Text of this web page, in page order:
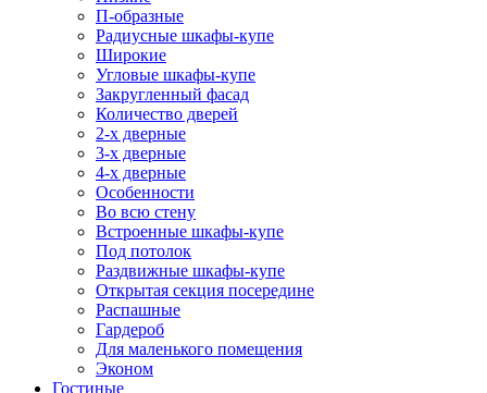
П-образные
Радиусные шкафы-купе
Широкие
Угловые шкафы-купе
Закругленный фасад
Количество дверей
2-х дверные
3-х дверные
4-х дверные
Особенности
Во всю стену
Встроенные шкафы-купе
Под потолок
Раздвижные шкафы-купе
Открытая секция посередине
Распашные
Гардероб
Для маленького помещения
Эконом
Гостиные